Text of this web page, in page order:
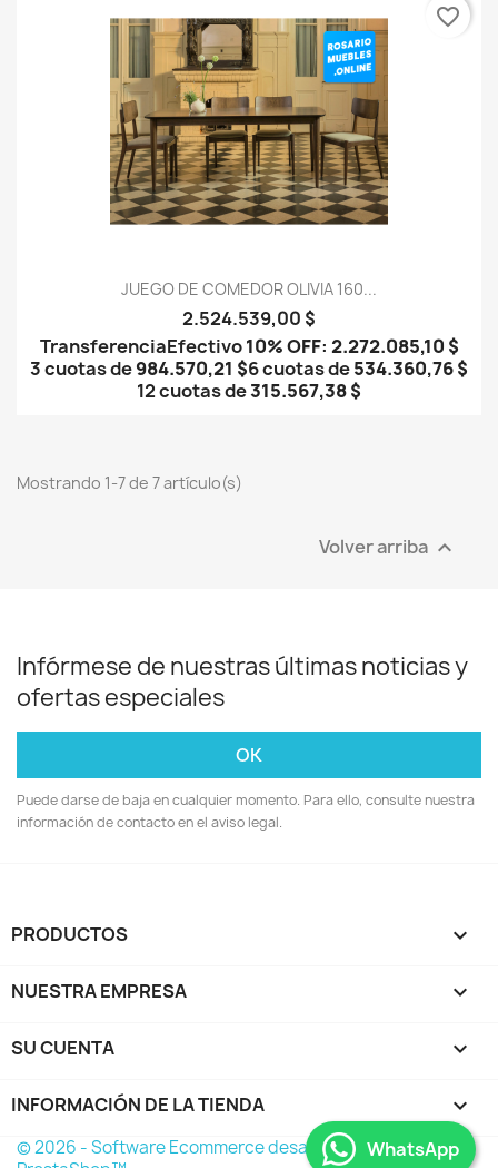
JUEGO DE COMEDOR OLIVIA 160...
2.524.539,00 $
TransferenciaEfectivo10% OFF: 2.272.085,10 $
3 cuotas de984.570,21 $6 cuotas de534.360,76 $
12 cuotas de315.567,38 $
favorite_border
Mostrando 1-7 de 7 artículo(s)
Volver arriba 
Infórmese de nuestras últimas noticias y
ofertas especiales
Puede darse de baja en cualquier momento. Para ello, consulte nuestra
información de contacto en el aviso legal.
PRODUCTOS 
NUESTRA EMPRESA 
SU CUENTA 
INFORMACIÓN DE LA TIENDA keyboard_arrow_down
WhatsApp
© 2026 - Software Ecommerce desarrollado por